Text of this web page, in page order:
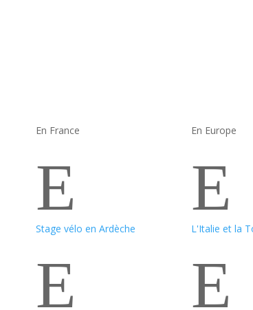
En France
E
Stage vélo en Ardèche
E
En Europe
E
L'Italie et la
E